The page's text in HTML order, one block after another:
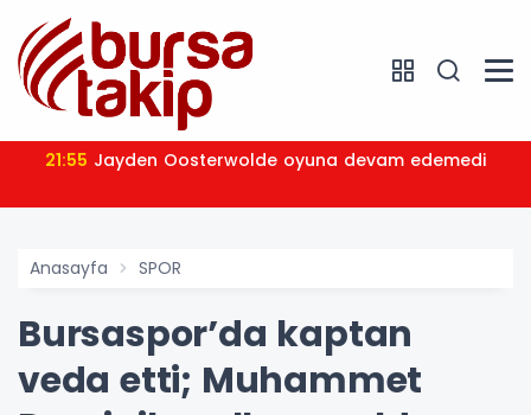
21:55 Jayden Oosterwolde oyuna devam edemedi
Anasayfa SPOR
Bursaspor’da kaptan
veda etti; Muhammet